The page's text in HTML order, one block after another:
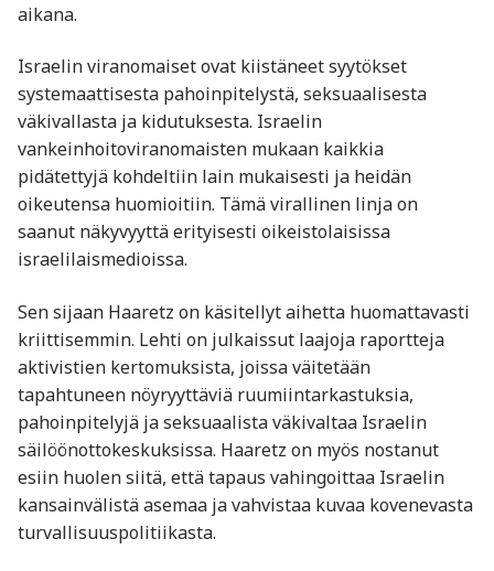
aikana.
Israelin viranomaiset ovat kiistäneet syytökset
systemaattisesta pahoinpitelystä, seksuaalisesta
väkivallasta ja kidutuksesta. Israelin
vankeinhoitoviranomaisten mukaan kaikkia
pidätettyjä kohdeltiin lain mukaisesti ja heidän
oikeutensa huomioitiin. Tämä virallinen linja on
saanut näkyvyyttä erityisesti oikeistolaisissa
israelilaismedioissa.
Sen sijaan Haaretz on käsitellyt aihetta huomattavasti
kriittisemmin. Lehti on julkaissut laajoja raportteja
aktivistien kertomuksista, joissa väitetään
tapahtuneen nöyryyttäviä ruumiintarkastuksia,
pahoinpitelyjä ja seksuaalista väkivaltaa Israelin
säilöönottokeskuksissa. Haaretz on myös nostanut
esiin huolen siitä, että tapaus vahingoittaa Israelin
kansainvälistä asemaa ja vahvistaa kuvaa kovenevasta
turvallisuuspolitiikasta.